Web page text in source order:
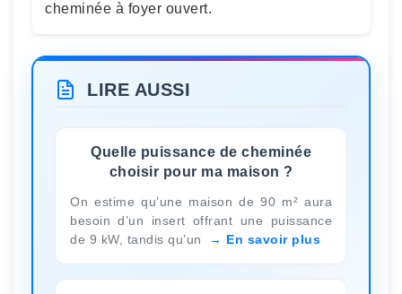
cheminée à foyer ouvert.
LIRE AUSSI
Quelle puissance de cheminée
choisir pour ma maison ?
On estime qu’une maison de 90 m² aura
besoin d’un insert offrant une puissance
de 9 kW, tandis qu’un
En savoir plus